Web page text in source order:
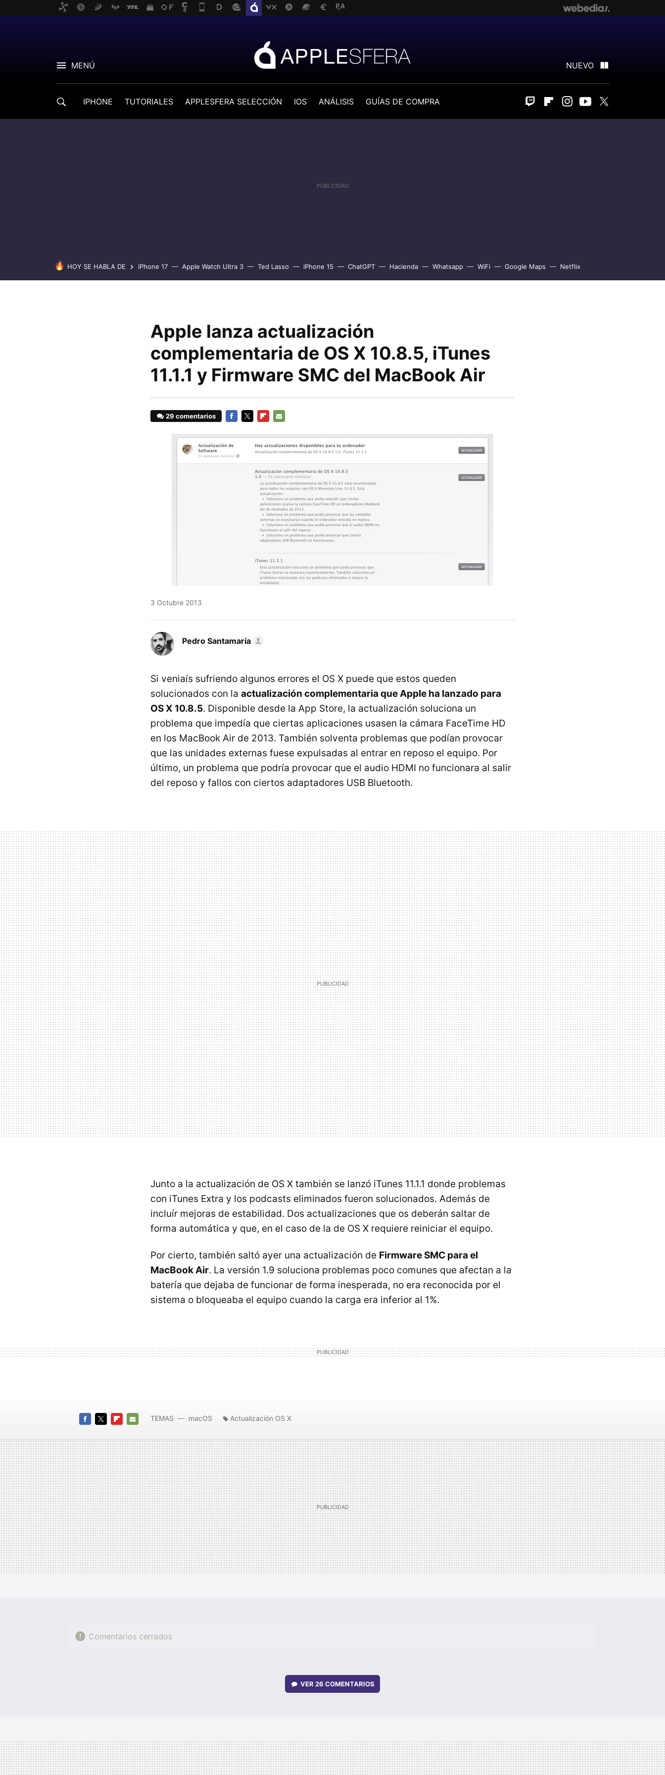
MENÚ NUEVO
IPHONE TUTORIALES APPLESFERA SELECCIÓN IOS ANÁLISIS GUÍAS DE COMPRA Twitch FlipboardInstagram
Youtube
HOY SE HABLA DE iPhone 17 Apple Watch Ultra 3 Ted Lasso iPhone 15 ChatGPT Hacienda Whatsapp WiFi Google Maps Netflix
Apple lanza actualización
complementaria de OS X 10.8.5, iTunes
11.1.1 y Firmware SMC del MacBook Air
29 comentarios
MAIL
3 Octubre 2013
Pedro Santamaría
Si veniaís sufriendo algunos errores el OS X puede que estos queden
solucionados con la actualización complementaria que Apple ha lanzado para
OS X 10.8.5. Disponible desde la App Store, la actualización soluciona un
problema que impedía que ciertas aplicaciones usasen la cámara FaceTime HD
en los MacBook Air de 2013. También solventa problemas que podían provocar
que las unidades externas fuese expulsadas al entrar en reposo el equipo. Por
último, un problema que podría provocar que el audio HDMI no funcionara al salir
del reposo y fallos con ciertos adaptadores USB Bluetooth.
Junto a la actualización de OS X también se lanzó iTunes 11.1.1 donde problemas
con iTunes Extra y los podcasts eliminados fueron solucionados. Además de
incluír mejoras de estabilidad. Dos actualizaciones que os deberán saltar de
forma automática y que, en el caso de la de OS X requiere reiniciar el equipo.
Por cierto, también saltó ayer una actualización de Firmware SMC para el
MacBook Air. La versión 1.9 soluciona problemas poco comunes que afectan a la
batería que dejaba de funcionar de forma inesperada, no era reconocida por el
sistema o bloqueaba el equipo cuando la carga era inferior al 1%.
MAIL
TEMAS macOS Actualización OS X
Comentarios cerrados
VER 26 COMENTARIOS